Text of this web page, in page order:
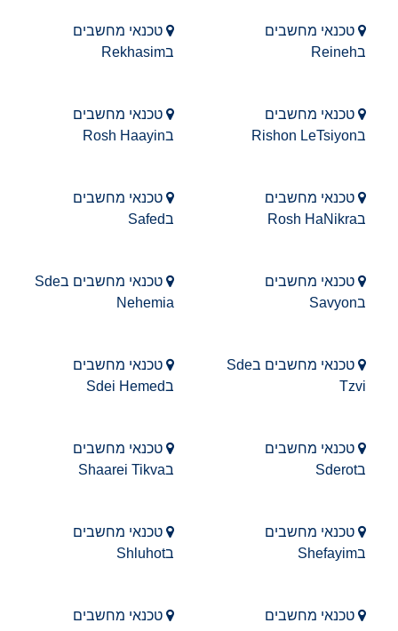
טכנאי מחשבים
בReineh
טכנאי מחשבים
בRekhasim
טכנאי מחשבים
בRishon LeTsiyon
טכנאי מחשבים
בRosh Haayin
טכנאי מחשבים
בRosh HaNikra
טכנאי מחשבים
בSafed
טכנאי מחשבים
בSavyon
טכנאי מחשבים בSde
Nehemia
טכנאי מחשבים בSde
Tzvi
טכנאי מחשבים
בSdei Hemed
טכנאי מחשבים
בSderot
טכנאי מחשבים
בShaarei Tikva
טכנאי מחשבים
בShefayim
טכנאי מחשבים
בShluhot
טכנאי מחשבים
טכנאי מחשבים